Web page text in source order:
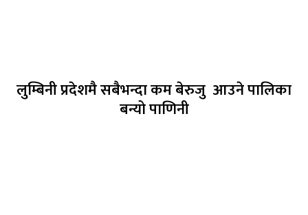
लुम्बिनी प्रदेशमै सबैभन्दा कम बेरुजु आउने पालिका
बन्यो पाणिनी